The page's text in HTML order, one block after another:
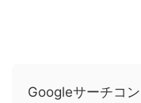
Googleサーチコ